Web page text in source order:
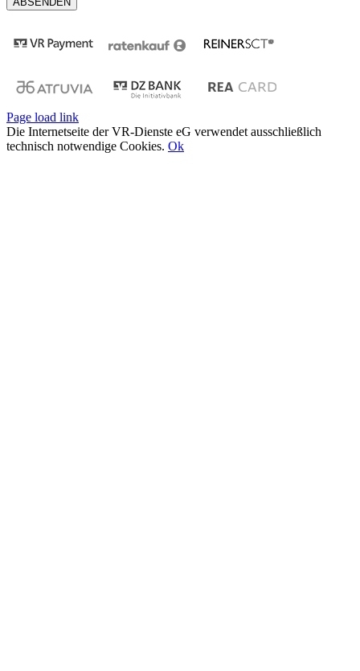
Page load link
Die Internetseite der VR-Dienste eG verwendet ausschließlich
technisch notwendige Cookies. Ok